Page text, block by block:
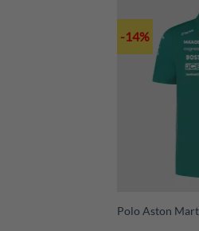
-14%
Polo Aston